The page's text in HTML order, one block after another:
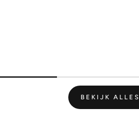
BEKIJK ALLES